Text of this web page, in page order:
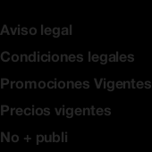
Aviso legal
Condiciones legales
Promociones Vigentes
Precios vigentes
No + publi